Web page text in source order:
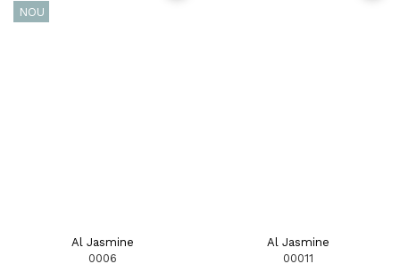
NOU
Al Jasmine
0006
Al Jasmine
00011